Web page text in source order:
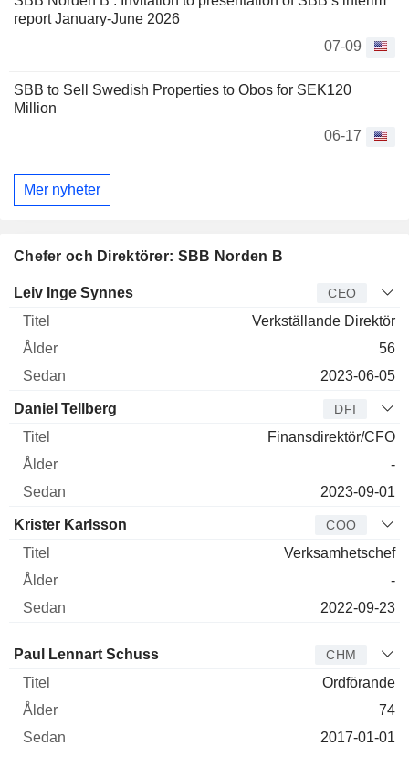
report January-June 2026
07-09
SBB to Sell Swedish Properties to Obos for SEK120
Million
06-17
Mer nyheter
Chefer och Direktörer: SBB Norden B
Verkställande
Leiv Inge Synnes CEO
Verkställande Direktör
56
2023-06-05
Daniel Tellberg DFI
Finansdirektör/CFO
-
2023-09-01
Krister Karlsson COO
Verksamhetschef
-
2022-09-23
Styrelseledamot Titel
Paul Lennart Schuss CHM
Ordförande
74
2017-01-01